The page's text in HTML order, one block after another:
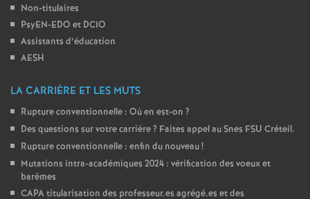
Non-titulaires
PsyEN-EDO et DCIO
Assistants d’éducation
AESH
LA CARRIÈRE ET LES MUTS
Rupture conventionnelle : Où en est-on ?
Des questions sur votre carrière? Faites appel au Snes FSU Créteil.
Rupture conventionnelle : enfin du nouveau!
Mutations intra-académiques 2024 : vérification des voeux et
barèmes
CAPAtitularisation des professeur.es agrégé.es et des